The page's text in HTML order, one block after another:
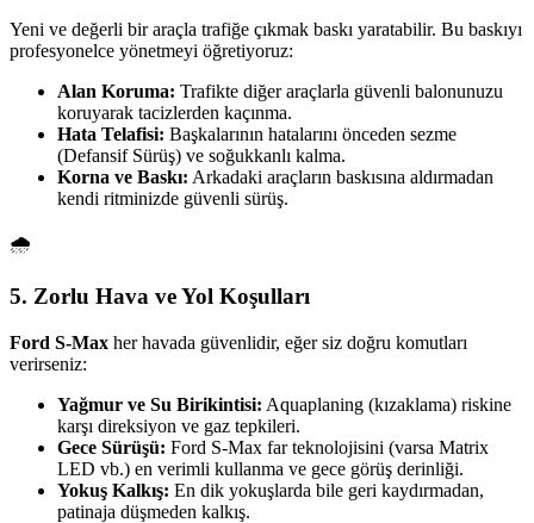
Yeni ve değerli bir araçla trafiğe çıkmak baskı yaratabilir. Bu baskıyı
profesyonelce yönetmeyi öğretiyoruz:
Alan Koruma: Trafikte diğer araçlarla güvenli balonunuzu
koruyarak tacizlerden kaçınma.
Hata Telafisi: Başkalarının hatalarını önceden sezme
(Defansif Sürüş) ve soğukkanlı kalma.
Korna ve Baskı: Arkadaki araçların baskısına aldırmadan
kendi ritminizde güvenli sürüş.
🌧️
5. Zorlu Hava ve Yol Koşulları
Ford S-Max her havada güvenlidir, eğer siz doğru komutları
verirseniz:
Yağmur ve Su Birikintisi: Aquaplaning (kızaklama) riskine
karşı direksiyon ve gaz tepkileri.
Gece Sürüşü: Ford S-Max far teknolojisini (varsa Matrix
LED vb.) en verimli kullanma ve gece görüş derinliği.
Yokuş Kalkış: En dik yokuşlarda bile geri kaydırmadan,
patinaja düşmeden kalkış.